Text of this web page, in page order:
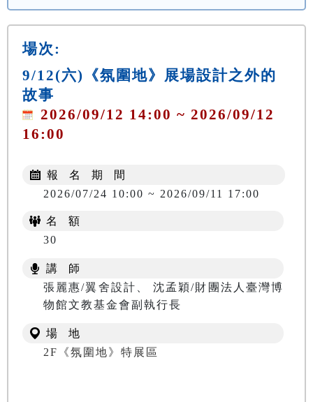
場次:
9/12(六)《氛圍地》展場設計之外的
故事
2026/09/12 14:00 ~ 2026/09/12
16:00
報 名 期 間
2026/07/24 10:00 ~ 2026/09/11 17:00
名 額
30
講 師
張麗惠/翼舍設計、 沈孟穎/財團法人臺灣博
物館文教基金會副執行長
場 地
2F《氛圍地》特展區